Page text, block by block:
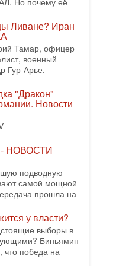
его на этот
раз кардинально
Достаточно
когда
самом деле
Биньямина
Трампом
Полная
Трамп не
взрыв!
МИГДАЛЬ,
запаса
Израиля, автор
- НОВОСТИ
заявил о
Ливане? Иран
Тамар, офицер
военный
Гур-Арье.
"Дракон"
Новости
- НОВОСТИ
подводную
самой мощной
прошла на
у власти?
выборы в
Биньямин
что победа на